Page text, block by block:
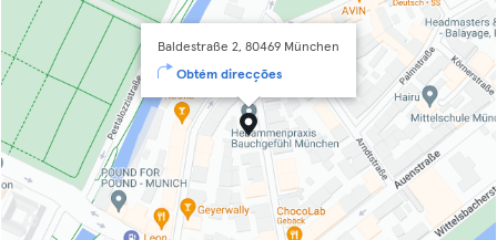
Baldestraße 2, 80469 München
Obtém direcções